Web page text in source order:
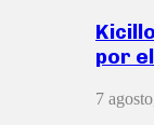
por
7